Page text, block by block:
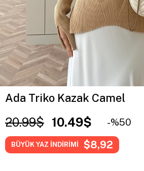
Ada Triko Kazak Camel
20.99$ 10.49$ 50
BÜYÜK YAZ İNDİRİMİ $8,92